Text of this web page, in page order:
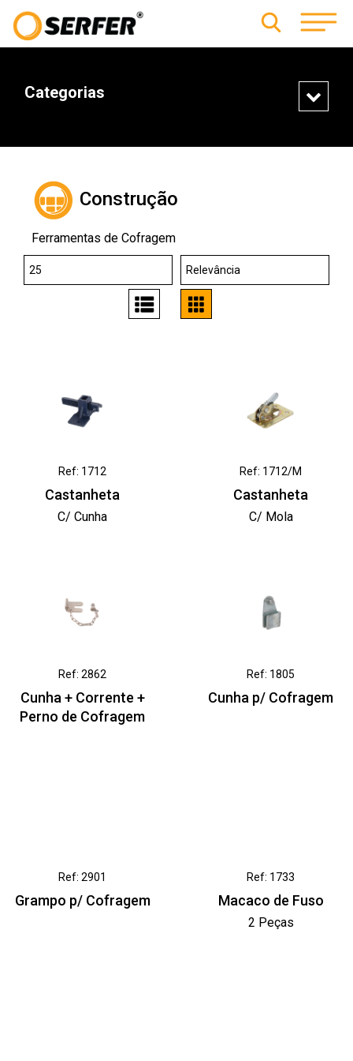
Categorias
Construção
Ferramentas de Cofragem
Ref: 1712
Castanheta
C/ Cunha
Ref: 1712/M
Castanheta
C/ Mola
Ref: 2862
Cunha + Corrente +
Perno de Cofragem
Ref: 1805
Cunha p/ Cofragem
Ref: 2901
Grampo p/ Cofragem
Ref: 1733
Macaco de Fuso
2 Peças